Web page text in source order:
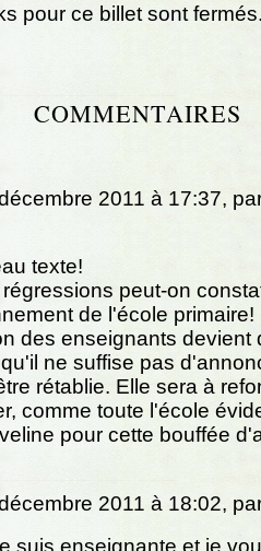
pour ce billet sont
COMMENTAIRES
2011 à 17:37,
texte!
peut-on
de l'école
des enseignants devient
ne suffise pas
rétablie. Elle sera à
comme toute l'école
pour cette bouffée
2011 à 18:02,
suis enseignante et je